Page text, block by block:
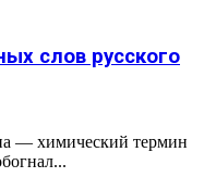
слов русского
— химический термин